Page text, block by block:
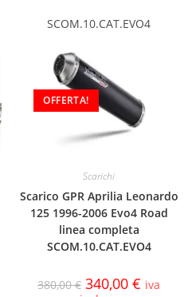
SCOM.10.CAT.EVO4
OFFERTA!
Scarichi
Scarico GPR Aprilia Leonardo
125 1996-2006 Evo4 Road
linea completa
SCOM.10.CAT.EVO4
380,00€ 340,00 € iva